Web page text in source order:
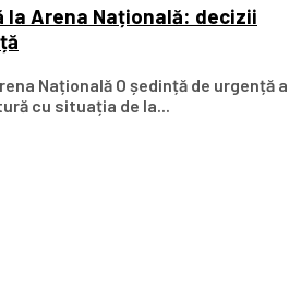
Arena Națională: decizii
Națională O ședință de urgență a
cu situația de la...